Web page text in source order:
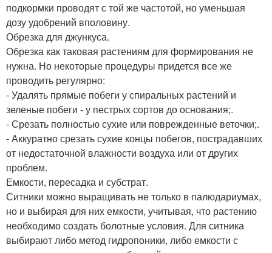
подкормки проводят с той же частотой, но уменьшая
дозу удобрений вполовину.
Обрезка для джункуса.
Обрезка как таковая растениям для формирования не
нужна. Но некоторые процедуры придется все же
проводить регулярно:
- Удалять прямые побеги у спиральных растений и
зеленые побеги - у пестрых сортов до основания;.
- Срезать полностью сухие или поврежденные веточки;.
- Аккуратно срезать сухие концы побегов, пострадавших
от недостаточной влажности воздуха или от других
проблем.
Емкости, пересадка и субстрат.
Ситники можно выращивать не только в палюдариумах,
но и выбирая для них емкости, учитывая, что растению
необходимо создать болотные условия. Для ситника
выбирают либо метод гидропоники, либо емкости с